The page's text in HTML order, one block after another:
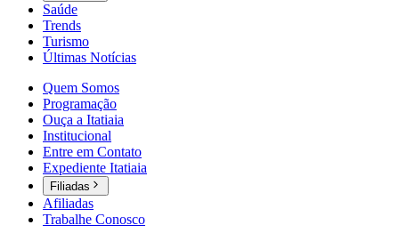
Saúde
Trends
Turismo
Últimas Notícias
Quem Somos
Programação
Ouça a Itatiaia
Institucional
Entre em Contato
Expediente Itatiaia
Filiadas
Afiliadas
Trabalhe Conosco